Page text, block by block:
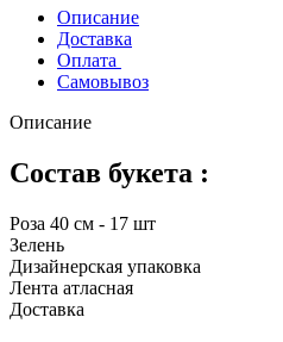
Описание
Доставка
Оплата
Самовывоз
Описание
Состав букета :
Роза 40 см - 17 шт
Зелень
Дизайнерская упаковка
Лента атласная
Доставка